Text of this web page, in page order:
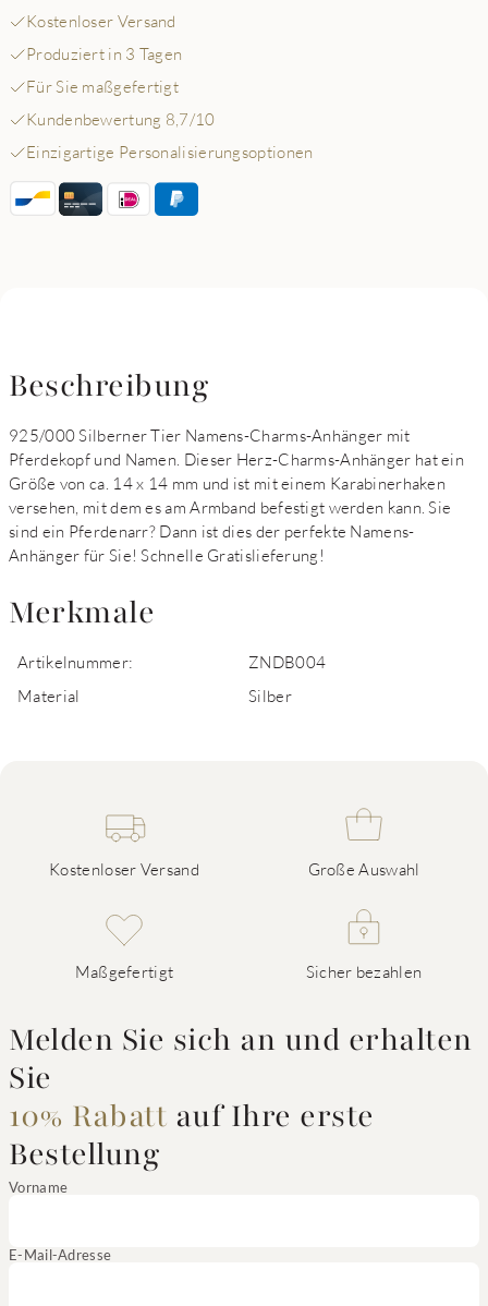
Kostenloser Versand
Produziert in 3 Tagen
Für Sie maßgefertigt
Kundenbewertung 8,7/10
Einzigartige Personalisierungsoptionen
Beschreibung
925/000 Silberner Tier Namens-Charms-Anhänger mit
Pferdekopf und Namen. Dieser Herz-Charms-Anhänger hat ein
Größe von ca. 14 x 14 mm und ist mit einem Karabinerhaken
versehen, mit dem es am Armband befestigt werden kann. Sie
sind ein Pferdenarr? Dann ist dies der perfekte Namens-
Anhänger für Sie! Schnelle Gratislieferung!
Merkmale
Artikelnummer:
ZNDB004
Material
Silber
Kostenloser Versand Große Auswahl
Maßgefertigt Sicher bezahlen
Melden Sie sich an und erhalten
Sie
10% Rabatt auf Ihre erste
Bestellung
Vorname
E-Mail-Adresse